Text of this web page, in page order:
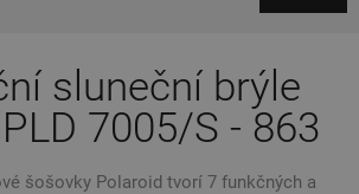
sluneční brýle
7005/S - 863
šošovky Polaroid tvorí 7 funkčných a